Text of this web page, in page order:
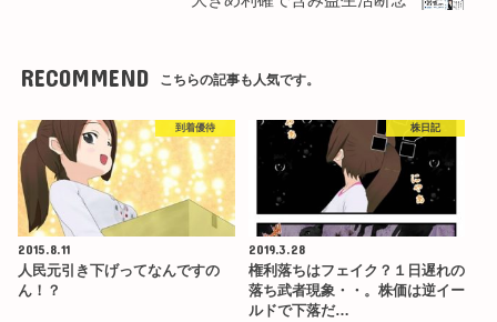
RECOMMEND こちらの記事も人気です。
到着優待
2015.8.11
人民元引き下げってなんですの
ん！？
株日記
2019.3.28
権利落ちはフェイク？１日遅れの
落ち武者現象・・。株価は逆イー
ルドで下落だ…